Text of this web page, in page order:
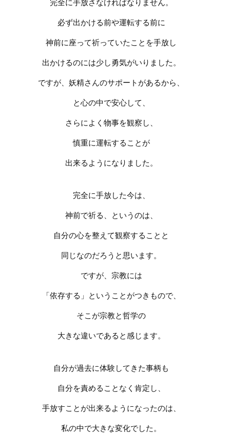
完全に手放さなければなりません。
必ず出かける前や運転する前に
神前に座って祈っていたことを手放し
出かけるのには少し勇気がいりました。
ですが、妖精さんのサポートがあるから、
と心の中で安心して、
さらによく物事を観察し、
慎重に運転することが
出来るようになりました。
完全に手放した今は、
神前で祈る、というのは、
自分の心を整えて観察することと
同じなのだろうと思います。
ですが、宗教には
「依存する」ということがつきもので、
そこが宗教と哲学の
大きな違いであると感じます。
自分が過去に体験してきた事柄も
自分を責めることなく肯定し、
手放すことが出来るようになったのは、
私の中で大きな変化でした。